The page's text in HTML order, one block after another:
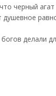
черный
душевное
делали